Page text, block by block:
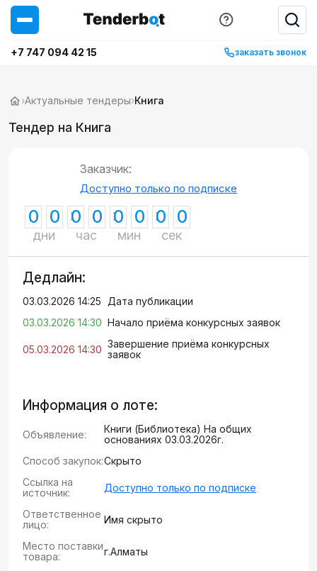
+7 747 094 42 15 заказать звонок
›Актуальные тендеры›Книга
Тендер на Книга
Заказчик:
Доступно только по подписке
0 0
дни
0 0
час
0 0
мин
0 0
сек
Дедлайн:
03.03.2026 14:25
Дата публикации
03.03.2026 14:30 Начало приёма конкурсных заявок
05.03.2026 14:30 Завершение приёма конкурсных
заявок
Информация о лоте:
Объявление:
Книги (Библиотека) На общих
основаниях 03.03.2026г.
Способ закупок:Скрыто
Ссылка на
источник:
Доступно только по подписке
Ответственное
лицо:
Имя скрыто
Место поставки
товара:
г.Алматы